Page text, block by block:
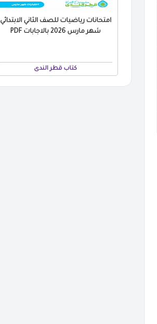
امتحانات رياضيات للصف الثاني الابتدائي
شهر مارس 2026 بالاجابات PDF
كتاب قطر الندى